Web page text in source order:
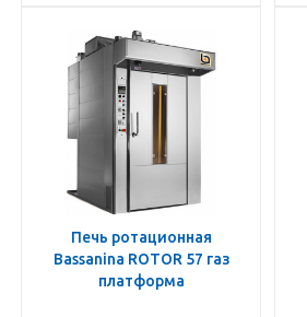
Печь ротационная
Bassanina ROTOR 57 газ
платформа